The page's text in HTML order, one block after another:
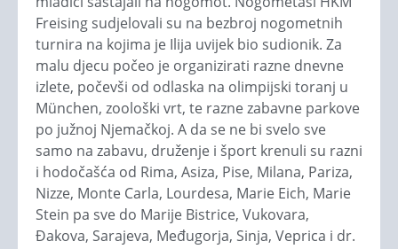
Freising sudjelovali su na bezbroj nogometnih
turnira na kojima je Ilija uvijek bio sudionik. Za
malu djecu počeo je organizirati razne dnevne
izlete, počevši od odlaska na olimpijski toranj u
München, zoološki vrt, te razne zabavne parkove
po južnoj Njemačkoj. A da se ne bi svelo sve
samo na zabavu, druženje i šport krenuli su razni
i hodočašća od Rima, Asiza, Pise, Milana, Pariza,
Nizze, Monte Carla, Lourdesa, Marie Eich, Marie
Stein pa sve do Marije Bistrice, Vukovara,
Đakova, Sarajeva, Međugorja, Sinja, Veprica i dr.